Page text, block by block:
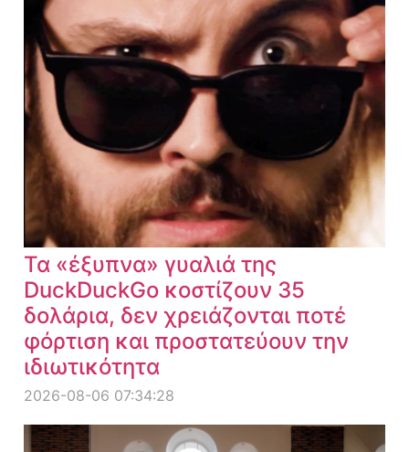
Τα «έξυπνα» γυαλιά της
DuckDuckGo κοστίζουν 35
δολάρια, δεν χρειάζονται ποτέ
φόρτιση και προστατεύουν την
ιδιωτικότητα
2026-08-06 07:34:28